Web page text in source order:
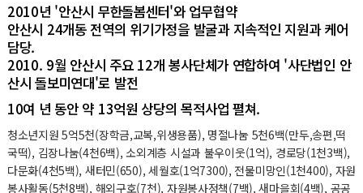
2010년 '안산시 무한돌봄센터'와 업무협약
안산시 24개동 전역의 위기가정을 발굴과 지속적인 지원과 케어
담당.
2010. 9월 안산시 주요 12개 봉사단체가 연합하여 '사단법인 안
산시 돌보미연대'로 발전
10여 년 동안 약 13억원 상당의 목적사업 펼쳐.
청소년지원 5억5천(장학금,교복,위생용품), 명절나눔 5천6백(만두,송편,떡
국떡), 김장나눔(4천6백), 소외계층 시설과 불우이웃(1억), 경로당(1천3백),
다문화(4천5백), 새터민(650), 세월호(1억7300), 전물미망인(1천400), 자원
봉사활동(5천8백), 해외구호(7천), 자원봉사정책(7백), 새마을회(4백), 공공